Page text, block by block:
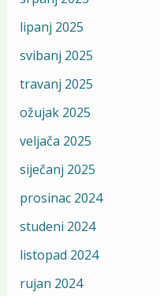
lipanj 2025
svibanj 2025
travanj 2025
ožujak 2025
veljača 2025
siječanj 2025
prosinac 2024
studeni 2024
listopad 2024
rujan 2024